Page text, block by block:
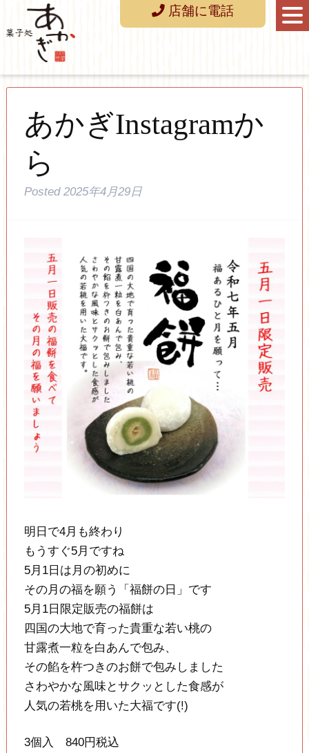
あかぎInstagramか
ら
Posted2025年4月29日
明日で4月も終わり
もうすぐ5月ですね
5月1日は月の初めに
その月の福を願う「福餅の日」です
5月1日限定販売の福餅は
四国の大地で育った貴重な若い桃の
甘露煮一粒を白あんで包み、
その餡を杵つきのお餅で包みしました
さわやかな風味とサクッとした食感が
人気の若桃を用いた大福です(!)
3個入 840円税込
店舗に電話